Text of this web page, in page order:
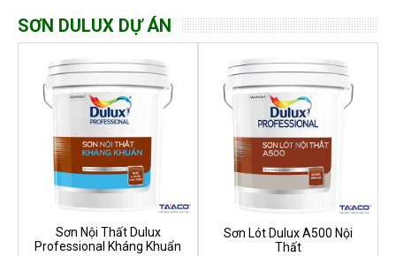
SƠN DULUX DỰ ÁN
Sơn Nội Thất Dulux
Professional Kháng Khuẩn
Sơn Lót Dulux A500 Nội
Thất